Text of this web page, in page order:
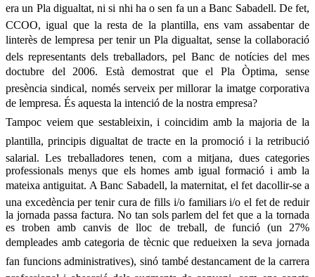
era un Pla digualtat, ni si nhi ha o sen fa un a Banc Sabadell. De fet,
CCOO, igual que la resta de la plantilla, ens vam assabentar de
linterès de lempresa per tenir un Pla digualtat, sense la collaboració
dels representants dels treballadors, pel Banc de notícies del mes
doctubre del 2006. Està demostrat que el Pla Òptima, sense
presència sindical, només serveix per millorar la imatge corporativa
de lempresa. És aquesta la intenció de la nostra empresa?
Tampoc veiem que sestableixin, i coincidim amb la majoria de la
plantilla, principis digualtat de tracte en la promoció i la retribució
salarial. Les treballadores tenen, com a mitjana, dues categories
professionals menys que els homes amb igual formació i amb la
mateixa antiguitat. A Banc Sabadell, la maternitat, el fet dacollir-se a
una excedència per tenir cura de fills i/o familiars i/o el fet de reduir
la jornada passa factura. No tan sols parlem del fet que a la tornada
es troben amb canvis de lloc de treball, de funció (un 27%
dempleades amb categoria de tècnic que redueixen la seva jornada
fan funcions administratives), sinó també destancament de la carrera